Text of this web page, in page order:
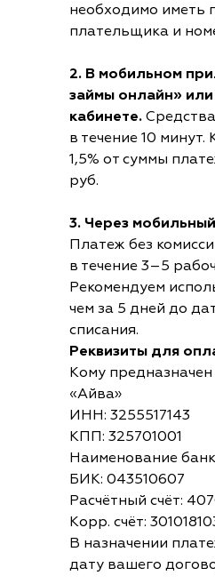
необходимо иметь
плательщика и
2. В мобильном
займы онлайн»
кабинете.
в течение 10 минут.
1,5% от суммы
руб.
3. Через
Платеж без
в течение 3–5
Рекомендуем
чем за 5 дней до
списания.
Реквизиты для
Кому
«Айва»
ИНН: 3255517143
КПП: 325701001
Наименование
БИК: 043510607
Расчётный счёт:
Корр. счёт:
В назначении
дату вашего